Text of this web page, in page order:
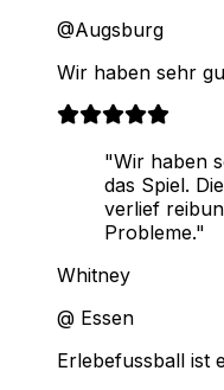
@Augsburg
Wir haben sehr
"Wir haben
das Spiel.
verlief
Probleme."
Whitney
@ Essen
Erlebefussball ist